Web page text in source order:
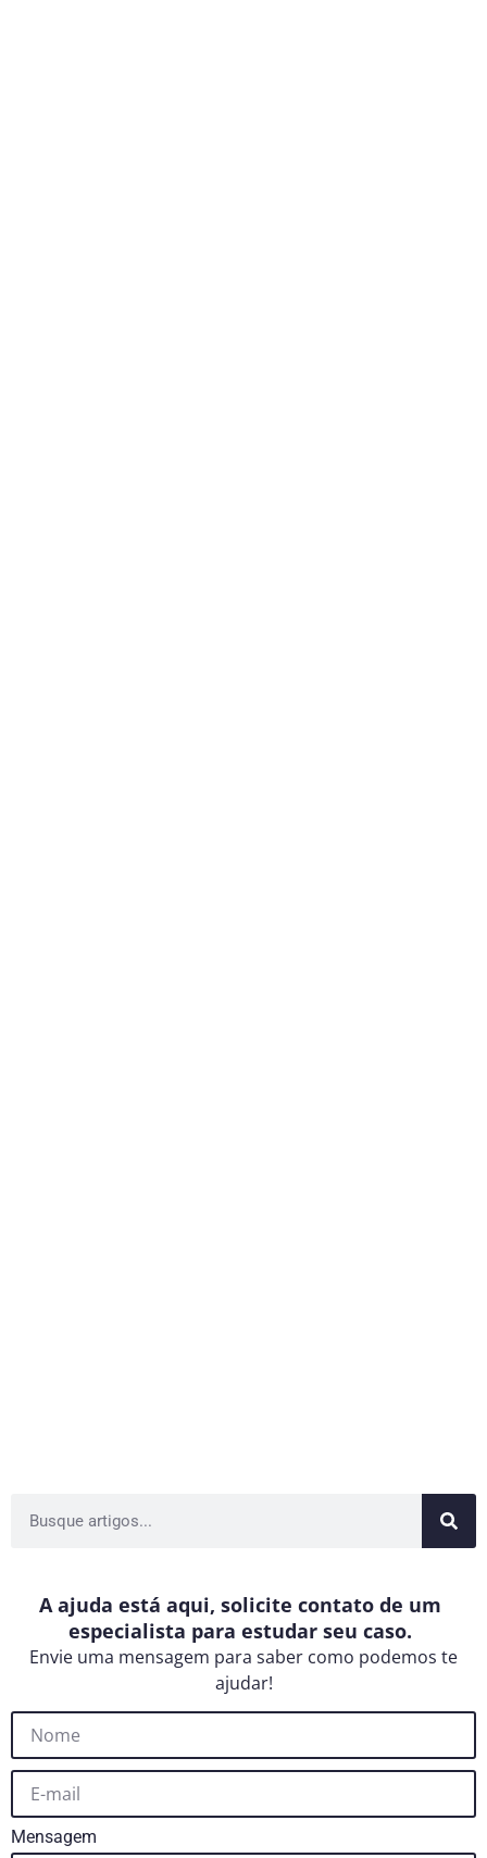
A ajuda está aqui, solicite contato de um
especialista para estudar seu caso.
Envie uma mensagem para saber como podemos te
ajudar!
Mensagem